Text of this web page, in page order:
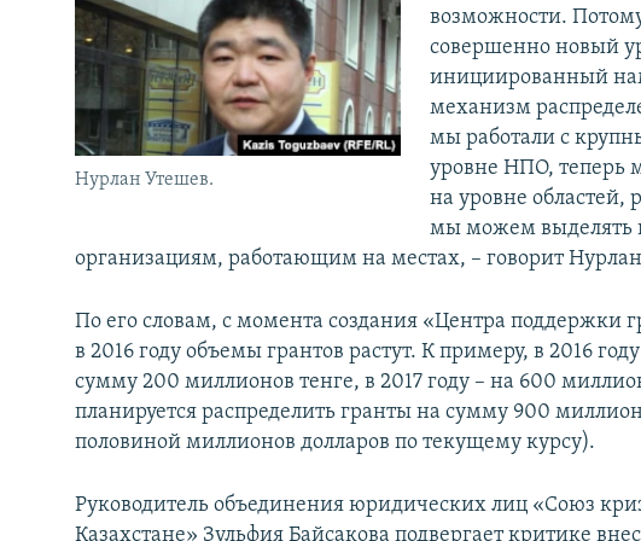
Нурлан Утешев.
возможности.
совершенно новый
инициированный
механизм
мы работали с
уровне НПО,
на уровне областей,
мы можем выделять
организациям, работающим на местах, – говорит
По его словам, с момента создания «Центра поддержки
в 2016 году объемы грантов растут. К примеру, в 2016
сумму 200 миллионов тенге, в 2017 году – на 600
планируется распределить гранты на сумму 900
половиной миллионов долларов по текущему курсу).
Руководитель объединения юридических лиц «Союз
Казахстане» Зульфия Байсакова подвергает критике